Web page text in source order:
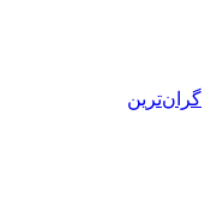
گران‌ترین